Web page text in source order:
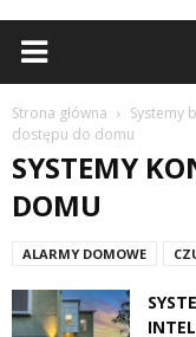
Strona główna Systemy
dostępu do domu
SYSTEMY
DOMU
ALARMY DOMOWE